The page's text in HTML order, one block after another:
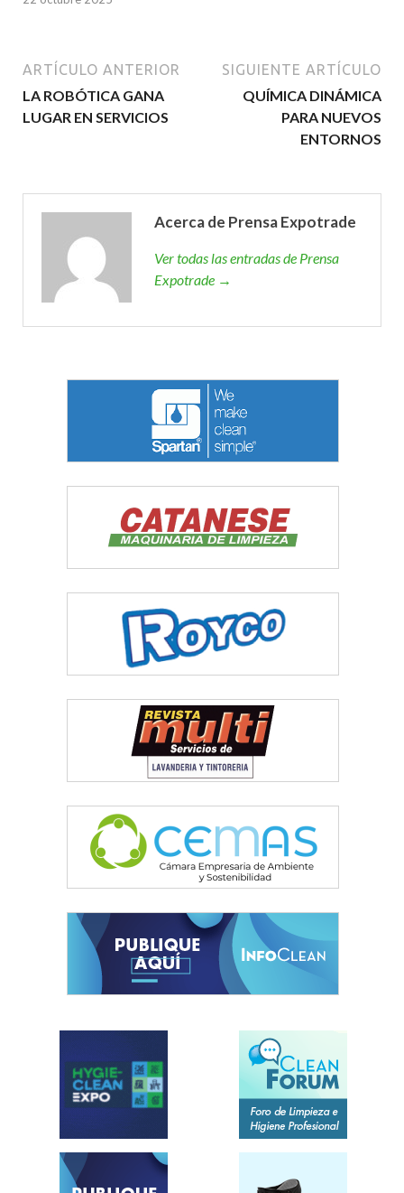
ARTÍCULO ANTERIOR
LA ROBÓTICA GANA
LUGAR EN SERVICIOS
SIGUIENTE ARTÍCULO
QUÍMICA DINÁMICA
PARA NUEVOS
ENTORNOS
Acerca de Prensa Expotrade
Ver todas las entradas de Prensa
Expotrade →